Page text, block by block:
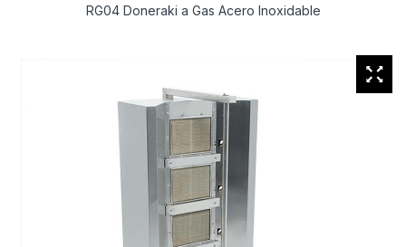
RG04 Doneraki a Gas Acero Inoxidable